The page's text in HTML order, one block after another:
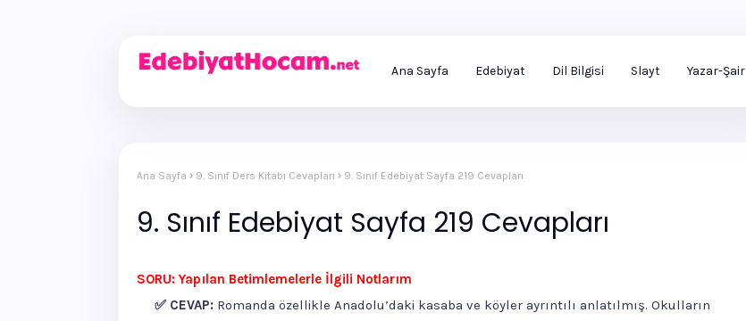
Ana Sayfa Edebiyat Dil Bilgisi Slayt Yazar-Şair
Ana Sayfa 9. Sınıf Ders Kitabı Cevapları 9. Sınıf Edebiyat Sayfa 219 Cevapları
9. Sınıf Edebiyat Sayfa 219 Cevapları
SORU: Yapılan Betimlemelerle İlgili Notlarım
✅ CEVAP: Romanda özellikle Anadolu’daki kasaba ve köyler ayrıntılı anlatılmış. Okulların